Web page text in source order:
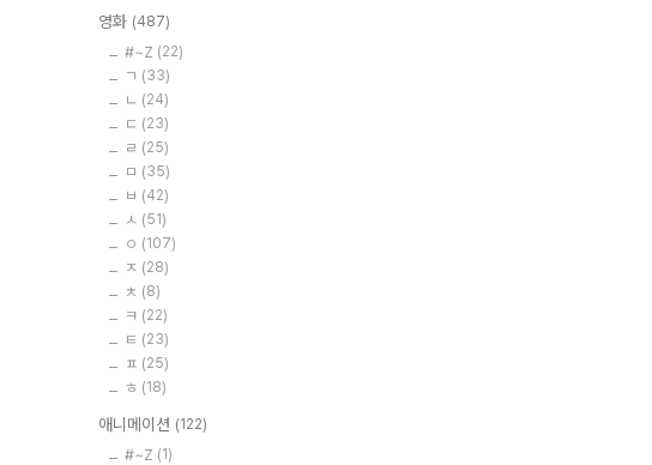
영화 (487)
#~Z (22)
ㄱ (33)
ㄴ (24)
ㄷ (23)
ㄹ (25)
ㅁ (35)
ㅂ (42)
ㅅ (51)
ㅇ (107)
ㅈ (28)
ㅊ (8)
ㅋ (22)
ㅌ (23)
ㅍ (25)
ㅎ (18)
애니메이션 (122)
#~Z (1)